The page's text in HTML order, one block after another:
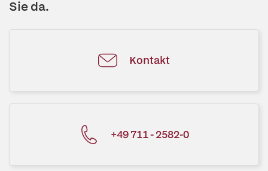
Sie da.
Kontakt
+49 711 - 2582-0